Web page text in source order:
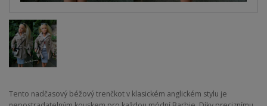
Tento nadčasový béžový trenčkot v klasickém anglickém stylu je